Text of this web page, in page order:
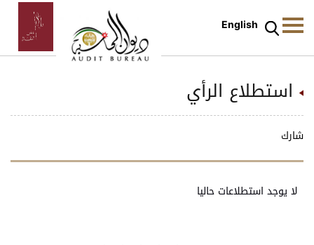
English
استطلاع الرأي
شارك
لا يوجد استطلاعات حاليا